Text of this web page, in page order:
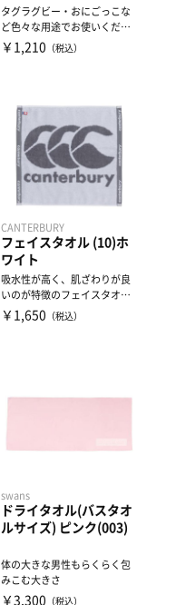
タグラグビー・おにごっこな
ど色々な用途でお使いくださ
い。
￥1,210 （税込）
CANTERBURY
フェイスタオル (10)ホ
ワイト
吸水性が高く、肌ざわりが良
いのが特徴のフェイスタオル
です。今治タオルブランド認
￥1,650 （税込）
swans
ドライタオル(バスタオ
ルサイズ) ピンク(003)
体の大きな男性もらくらく包
みこむ大きさ
￥3,300 （税込）